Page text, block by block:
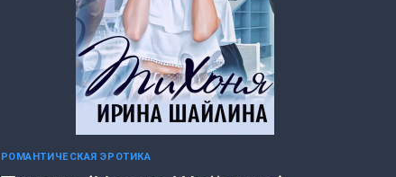
РОМАНТИЧЕСКАЯ ЭРОТИКА